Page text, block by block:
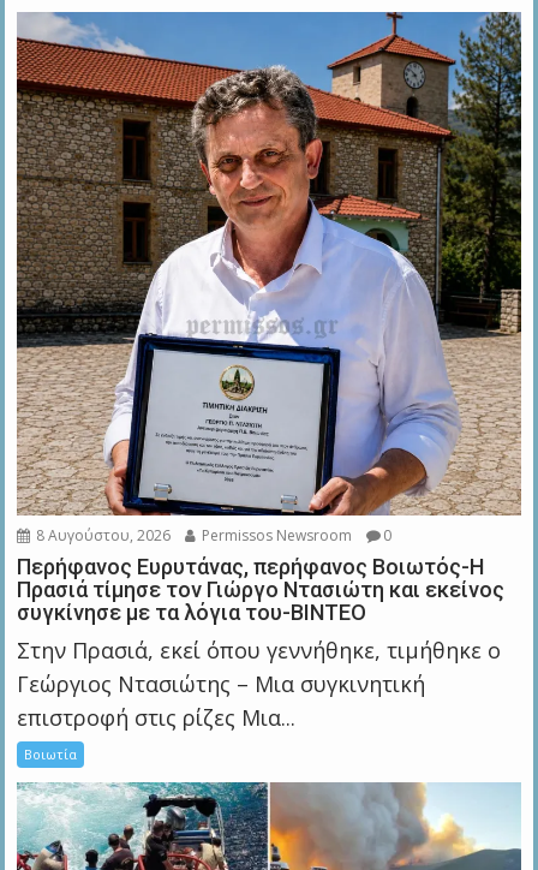
8 Αυγούστου, 2026 Permissos Newsroom 0
Περήφανος Ευρυτάνας, περήφανος Βοιωτός-Η
Πρασιά τίμησε τον Γιώργο Ντασιώτη και εκείνος
συγκίνησε με τα λόγια του-ΒΙΝΤΕΟ
Στην Πρασιά, εκεί όπου γεννήθηκε, τιμήθηκε ο
Γεώργιος Ντασιώτης – Μια συγκινητική
επιστροφή στις ρίζες Μια...
Βοιωτία